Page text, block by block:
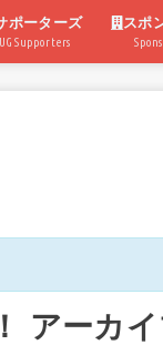
ポーターズ
Supporters
スポ
アーカ